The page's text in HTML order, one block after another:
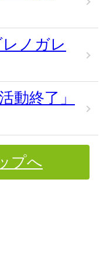
ノガレ
動終了」
プへ